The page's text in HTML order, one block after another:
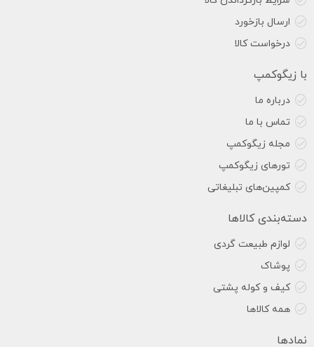
ارسال بازخورد
درخواست کالا
با زیگوکمپ
درباره ما
تماس با ما
مجله زیگوکمپ
تورهای زیگوکمپ
کمپین‌های تبلیغاتی
دسته‌بندی کالاها
لوازم طبیعت گردی
پوشاک
کیف و کوله پشتی
همه کالاها
نمادها